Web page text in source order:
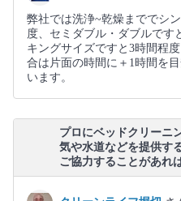
弊社では洗浄~乾燥まででシ
度、セミダブル・ダブルです
キングサイズですと3時間程
合は片面の時間に＋1時間を
います。
プロにベッドクリーニ
気や水道などを提供す
ご協力することがあれ